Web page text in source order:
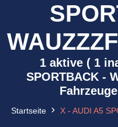
1 aktive ( 1
SPORTBACK -
Startseite X - AUDI A5